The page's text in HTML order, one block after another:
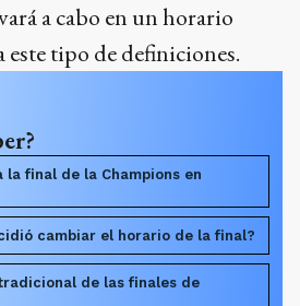
a cabo en un horario
tipo de definiciones.
la final de la Champions en
cambiar el horario de la final?
de las finales de